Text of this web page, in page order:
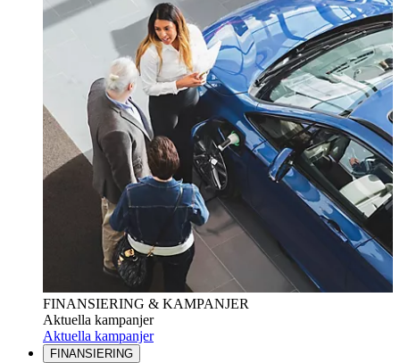
FINANSIERING & KAMPANJER
Aktuella kampanjer
Aktuella kampanjer
FINANSIERING